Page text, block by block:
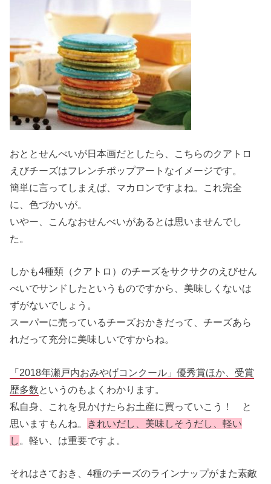
おととせんべいが日本画だとしたら、こちらのクアトロ
えびチーズはフレンチポップアートなイメージです。
簡単に言ってしまえば、マカロンですよね。これ完全
に、色づかいが。
いやー、こんなおせんべいがあるとは思いませんでし
た。
しかも4種類（クアトロ）のチーズをサクサクのえびせん
べいでサンドしたというものですから、美味しくないは
ずがないでしょう。
スーパーに売っているチーズおかきだって、チーズあら
れだって充分に美味しいですからね。
「2018年瀬戸内おみやげコンクール」優秀賞ほか、受賞
歴多数というのもよくわかります。
私自身、これを見かけたらお土産に買っていこう！ と
思いますもんね。 きれいだし、美味しそうだし、軽い
し 。軽い、は重要ですよ。
それはさておき、4種のチーズのラインナップがまた素敵